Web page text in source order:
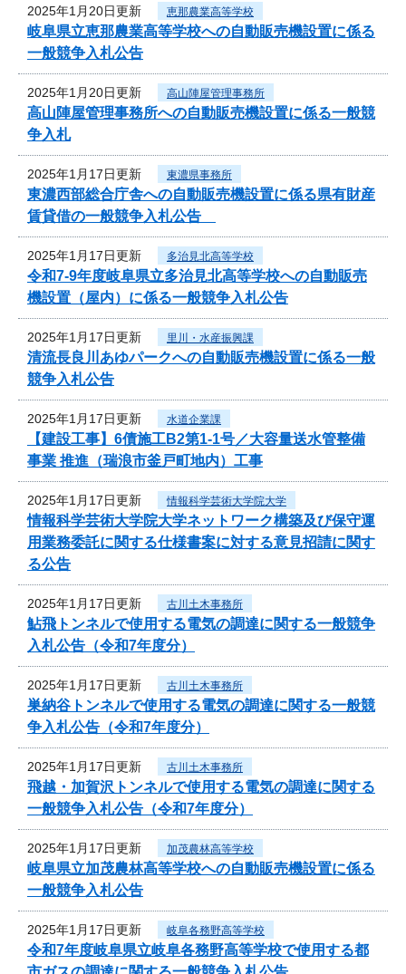
2025年1月20日更新 恵那農業高等学校
岐阜県立恵那農業高等学校への自動販売機設置に係る
一般競争入札公告
2025年1月20日更新 高山陣屋管理事務所
高山陣屋管理事務所への自動販売機設置に係る一般競
争入札
2025年1月17日更新 東濃県事務所
東濃西部総合庁舎への自動販売機設置に係る県有財産
賃貸借の一般競争入札公告
2025年1月17日更新 多治見北高等学校
令和7‐9年度岐阜県立多治見北高等学校への自動販売
機設置（屋内）に係る一般競争入札公告
2025年1月17日更新 里川・水産振興課
清流長良川あゆパークへの自動販売機設置に係る一般
競争入札公告
2025年1月17日更新 水道企業課
【建設工事】6債施工B2第1-1号／大容量送水管整備
事業 推進（瑞浪市釜戸町地内）工事
2025年1月17日更新 情報科学芸術大学院大学
情報科学芸術大学院大学ネットワーク構築及び保守運
用業務委託に関する仕様書案に対する意見招請に関す
る公告
2025年1月17日更新 古川土木事務所
鮎飛トンネルで使用する電気の調達に関する一般競争
入札公告（令和7年度分）
2025年1月17日更新 古川土木事務所
巣納谷トンネルで使用する電気の調達に関する一般競
争入札公告（令和7年度分）
2025年1月17日更新 古川土木事務所
飛越・加賀沢トンネルで使用する電気の調達に関する
一般競争入札公告（令和7年度分）
2025年1月17日更新 加茂農林高等学校
岐阜県立加茂農林高等学校への自動販売機設置に係る
一般競争入札公告
2025年1月17日更新 岐阜各務野高等学校
令和7年度岐阜県立岐阜各務野高等学校で使用する都